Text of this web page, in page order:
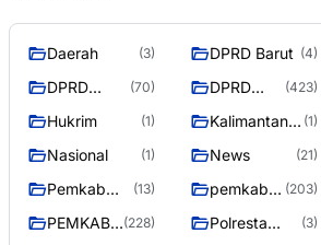
Daerah (3) DPRD Barut (4)
DPRD
Raya
(70)
DPRD
RAYA
(423)
Hukrim (1)
Kalimantan
(1)
Nasional (1) News (21)
Pemkab
(13)
pemkab
raya
(203)
PEMKAB
(228)
Polresta
(3)